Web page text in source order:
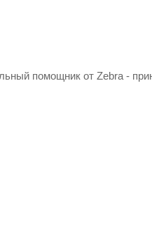
помощник от Zebra -